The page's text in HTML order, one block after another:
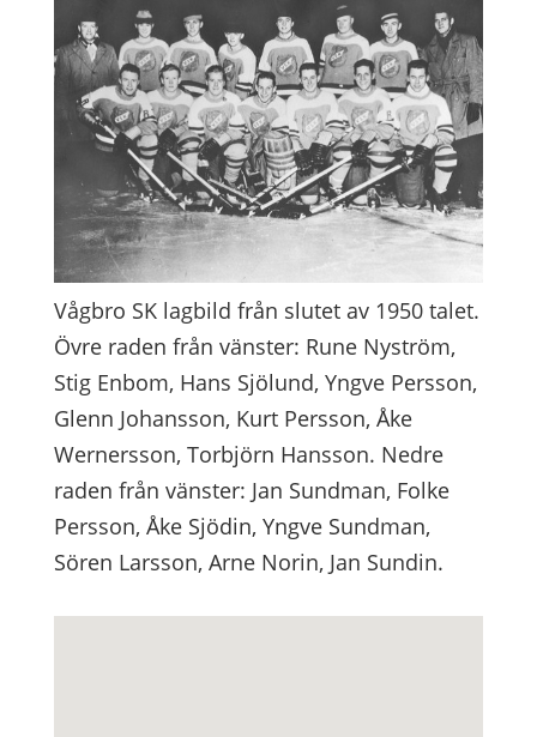
Vågbro SK lagbild från slutet av 1950 talet.
Övre raden från vänster: Rune Nyström,
Stig Enbom, Hans Sjölund, Yngve Persson,
Glenn Johansson, Kurt Persson, Åke
Wernersson, Torbjörn Hansson. Nedre
raden från vänster: Jan Sundman, Folke
Persson, Åke Sjödin, Yngve Sundman,
Sören Larsson, Arne Norin, Jan Sundin.